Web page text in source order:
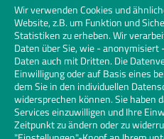
Wir verwenden Cookies und
Website, z.B. um Funktion und
Statistiken zu erheben. Wir
Daten über Sie, wie - anonymisiert
Daten auch mit Dritten. Die
Einwilligung oder auf Basis eines
dem Sie in den individuellen
widersprechen können. Sie haben
Services einzuwilligen und Ihre
Zeitpunkt zu ändern oder zu
akzeptieren und
aktivieren | Click
cookies and